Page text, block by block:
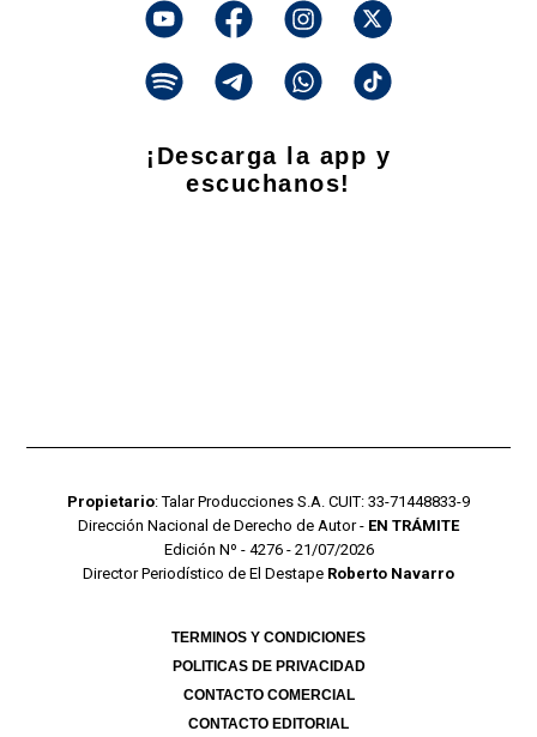
¡Descarga la app y
escuchanos!
Propietario: Talar Producciones S.A. CUIT: 33-71448833-9
Dirección Nacional de Derecho de Autor - EN TRÁMITE
Edición Nº - 4276 - 21/07/2026
Director Periodístico de El Destape Roberto Navarro
TERMINOS Y CONDICIONES
POLITICAS DE PRIVACIDAD
CONTACTO COMERCIAL
CONTACTO EDITORIAL